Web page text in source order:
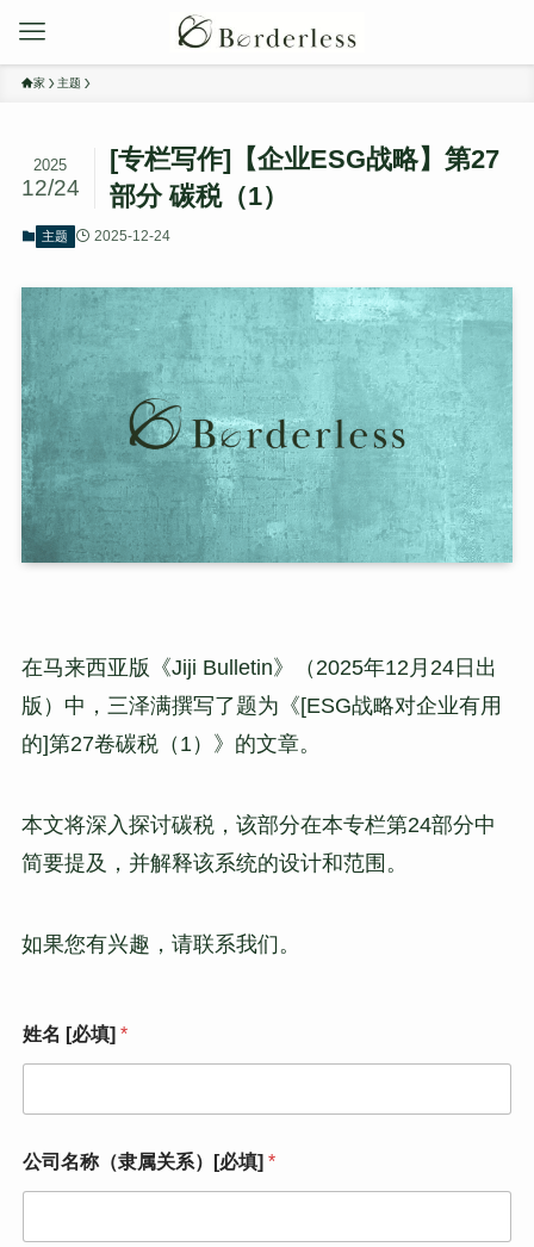
家 主题
[专栏写作]【企业ESG战略】第27
部分 碳税（1）
2025
12/24
主题 2025-12-24
在马来西亚版《Jiji Bulletin》（2025年12月24日出
版）中，三泽满撰写了题为《[ESG战略对企业有用
的]第27卷碳税（1）》的文章。
本文将深入探讨碳税，该部分在本专栏第24部分中
简要提及，并解释该系统的设计和范围。
如果您有兴趣，请联系我们。
姓名 [必填] *
名
（
填
公司名称（隶属关系）[必填] *